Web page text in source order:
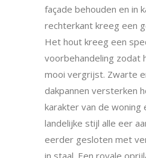
façade behouden en in
rechterkant kreeg een
Het hout kreeg een
voorbehandeling zodat
mooi vergrijst. Zwarte
dakpannen versterken
karakter van de woning
landelijke stijl alle eer
eerder gesloten met